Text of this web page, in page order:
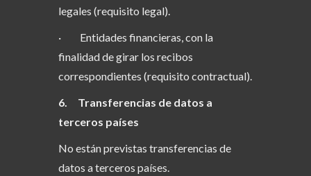
legales (requisito legal).
· Entidades financieras, con la
finalidad de girar los recibos
correspondientes (requisito contractual).
6. Transferencias de datos a
terceros países
No están previstas transferencias de
datos a terceros países.